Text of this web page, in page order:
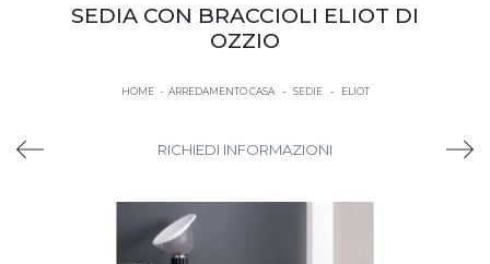
SEDIA CON BRACCIOLI ELIOT DI
OZZIO
HOME - ARREDAMENTO CASA - SEDIE - ELIOT
RICHIEDI INFORMAZIONI